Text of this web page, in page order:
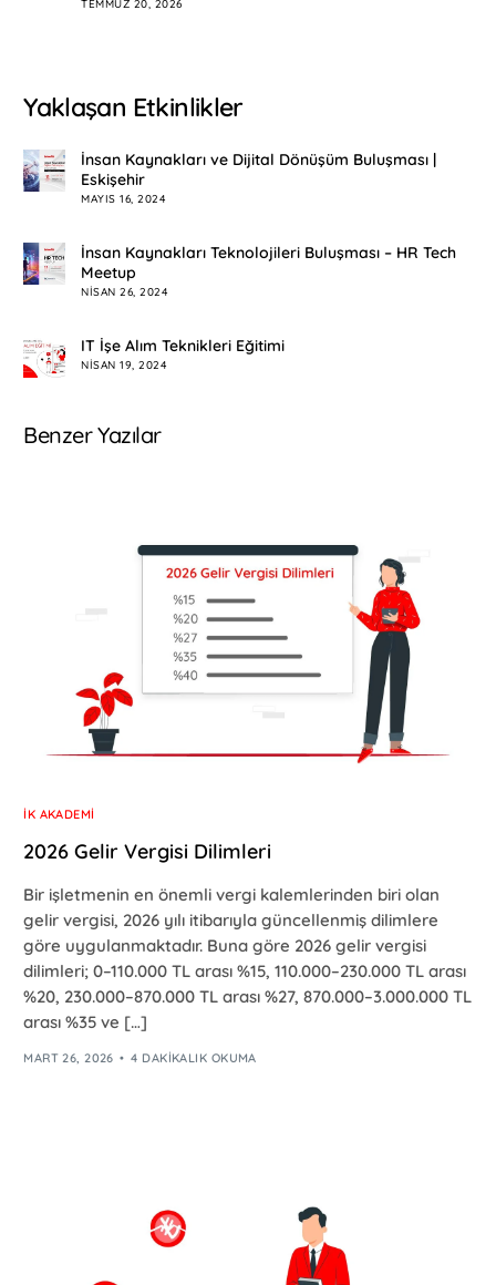
TEMMUZ 20, 2026
Yaklaşan Etkinlikler
İnsan Kaynakları ve Dijital Dönüşüm Buluşması |
Eskişehir
MAYIS 16, 2024
İnsan Kaynakları Teknolojileri Buluşması – HR Tech
Meetup
NISAN 26, 2024
IT İşe Alım Teknikleri Eğitimi
NISAN 19, 2024
Benzer Yazılar
İK AKADEMI
2026 Gelir Vergisi Dilimleri
Bir işletmenin en önemli vergi kalemlerinden biri olan
gelir vergisi, 2026 yılı itibarıyla güncellenmiş dilimlere
göre uygulanmaktadır. Buna göre 2026 gelir vergisi
dilimleri; 0–110.000 TL arası %15, 110.000–230.000 TL arası
%20, 230.000–870.000 TL arası %27, 870.000–3.000.000 TL
arası %35 ve […]
MART 26, 2026 4 DAKIKALIK OKUMA